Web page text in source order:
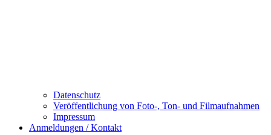
Datenschutz
Veröffentlichung von Foto-, Ton- und Filmaufnahmen
Impressum
Anmeldungen / Kontakt